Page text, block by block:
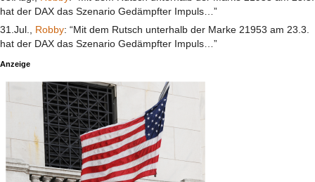
hat der DAX das Szenario Gedämpfter Impuls…”
31.Jul., Robby: “Mit dem Rutsch unterhalb der Marke 21953 am 23.3.
hat der DAX das Szenario Gedämpfter Impuls…”
Anzeige